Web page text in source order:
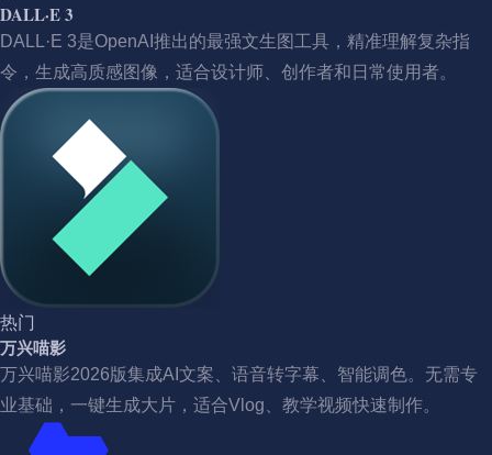
DALL·E 3
DALL·E 3是OpenAI推出的最强文生图工具，精准理解复杂指
令，生成高质感图像，适合设计师、创作者和日常使用者。
热门
万兴喵影
万兴喵影2026版集成AI文案、语音转字幕、智能调色。无需专
业基础，一键生成大片，适合Vlog、教学视频快速制作。